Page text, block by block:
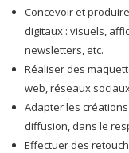
Concevoir et
digitaux : visuels,
newsletters, etc.
Réaliser des
web, réseaux
Adapter les
diffusion, dans le
Effectuer des